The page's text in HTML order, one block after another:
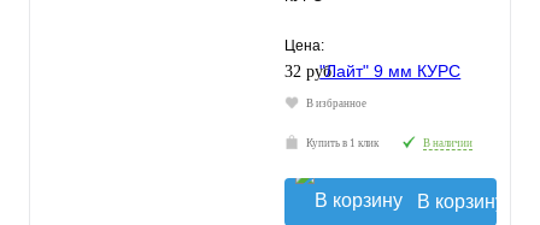
Цена:
32 руб.
В избранное
Купить в 1 клик В наличии
В корзину